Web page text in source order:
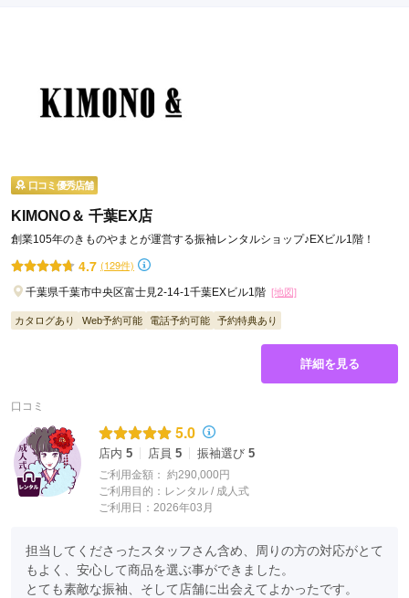
口コミ優秀店舗
KIMONO＆ 千葉EX店
創業105年のきものやまとが運営する振袖レンタルショップ♪EXビル1階！
4.7 (129件)
千葉県千葉市中央区富士見2-14-1千葉EXビル1階 [地図]
カタログあり Web予約可能 電話予約可能 予約特典あり
詳細を見る
口コミ
5.0
店内 5 店員 5 振袖選び 5
ご利用金額： 約290,000円
ご利用目的： レンタル / 成人式
ご利用日：2026年03月
担当してくださったスタッフさん含め、周りの方の対応がとて
もよく、安心して商品を選ぶ事ができました。
とても素敵な振袖、そして店舗に出会えてよかったです。